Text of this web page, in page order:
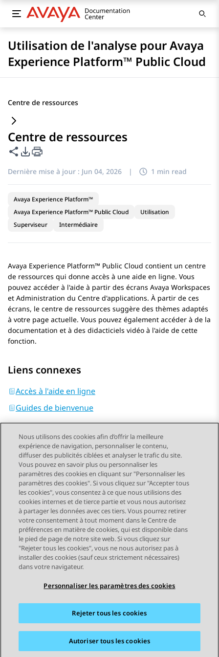
Utilisation de l'analyse pour Avaya
Experience Platform™ Public Cloud
Centre de ressources
Centre de ressources
Partager cette page
Options d'exportation PDF
Dernière mise à jour : Jun 04, 2026 | 1 min read
Avaya Experience Platform™
Avaya Experience Platform™ Public Cloud
Utilisation
Superviseur
Intermédiaire
Avaya Experience Platform™ Public Cloud contient un centre
de ressources qui donne accès à une aide en ligne. Vous
pouvez accéder à l'aide à partir des écrans Avaya Workspaces
et Administration du Centre d'applications. À partir de ces
écrans, le centre de ressources suggère des thèmes adaptés
à votre page actuelle. Vous pouvez également accéder à de la
documentation et à des didacticiels vidéo à l'aide de cette
fonction.
Liens connexes
Accès à l'aide en ligne
Guides de bienvenue
Send Feedback
Navigation par sujet
Sujet précédent Sujet suivant
STAY CONNECTED
Conditions d'utilisation
© 2026 Avaya LLC
Nous utilisons des cookies afin d’offrir la meilleure
expérience de navigation, personnaliser le contenu,
diffuser des publicités ciblées et analyser le trafic du site.
Vous pouvez en savoir plus ou personnaliser les
paramètres des cookies en cliquant sur "Personnaliser les
paramètres des cookies". Si vous cliquez sur "Accepter tous
les cookies", vous consentez à ce que nous utilisions des
cookies internes et de tierce partie et vous nous autorisez
à partager les données avec ces tiers. Vous pourrez retirer
votre consentement à tout moment dans le Centre de
préférences en matière de cookies, qui est disponible dans
le pied de page de notre site web. Si vous cliquez sur
"Rejeter tous les cookies", vous ne nous autorisez pas à
installer des cookies (sauf ceux strictement nécessaires)
dans votre navigateur.
Personnaliser les paramètres des cookies
Rejeter tous les cookies
Autoriser tous les cookies